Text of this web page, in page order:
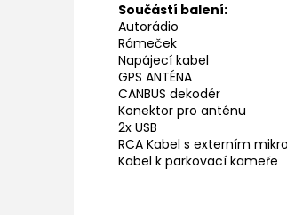
Součástí balení:
Autorádio
Rámeček
Napájecí kabel
GPS ANTÉNA
CANBUS dekodér
Konektor pro anténu
2x USB
RCA Kabel s externím
Kabel k parkovací kameře